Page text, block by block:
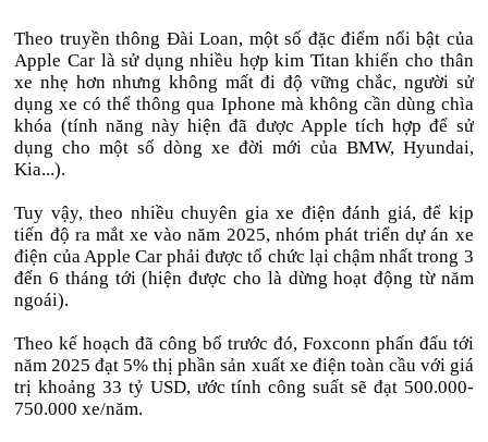
Theo truyền thông Đài Loan, một số đặc điểm nổi bật của
Apple Car là sử dụng nhiều hợp kim Titan khiến cho thân
xe nhẹ hơn nhưng không mất đi độ vững chắc, người sử
dụng xe có thể thông qua Iphone mà không cần dùng chìa
khóa (tính năng này hiện đã được Apple tích hợp để sử
dụng cho một số dòng xe đời mới của BMW, Hyundai,
Kia...).
Tuy vậy, theo nhiều chuyên gia xe điện đánh giá, để kịp
tiến độ ra mắt xe vào năm 2025, nhóm phát triển dự án xe
điện của Apple Car phải được tổ chức lại chậm nhất trong 3
đến 6 tháng tới (hiện được cho là dừng hoạt động từ năm
ngoái).
Theo kế hoạch đã công bố trước đó, Foxconn phấn đấu tới
năm 2025 đạt 5% thị phần sản xuất xe điện toàn cầu với giá
trị khoảng 33 tỷ USD, ước tính công suất sẽ đạt 500.000-
750.000 xe/năm.